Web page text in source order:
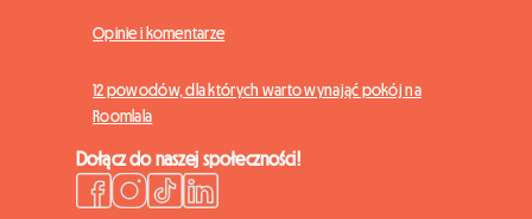
Opinie i komentarze
12 powodów, dla których warto wynająć pokój na
Roomlala
Dołącz do naszej społeczności!